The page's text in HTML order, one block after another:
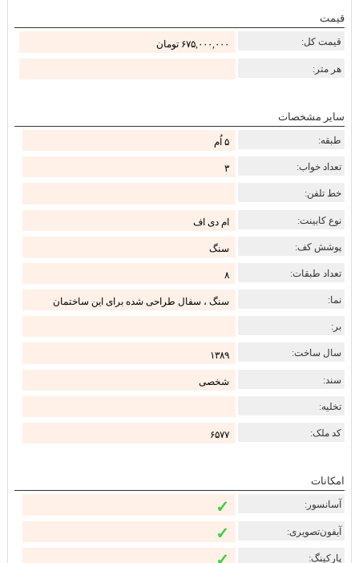
قیمت
قیمت کل: ۶۷۵,۰۰۰,۰۰۰ تومان
هر متر:
سایر مشخصات
طبقه: ۵ اُم
تعداد خواب: ۳
خط تلفن:
نوع کابینت: ام دی اف
پوشش کف: سنگ
تعداد طبقات: ۸
نما: سنگ ، سفال طراحی شده برای این ساختمان
بر:
سال ساخت: ۱۳۸۹
سند: شخصی
تخلیه:
کد ملک: ۶۵۷۷
امکانات
آسانسور: ✓
آیفون‌تصویری: ✓
پارکینگ: